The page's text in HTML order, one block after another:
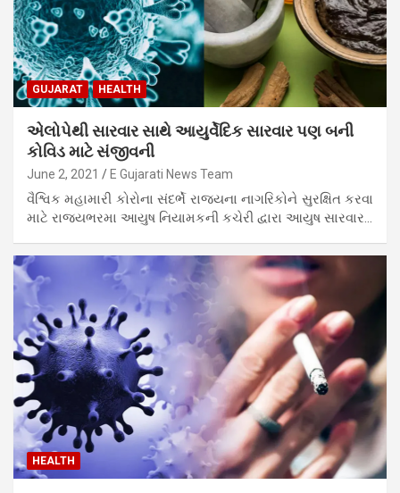
GUJARAT HEALTH
એલોપેથી સારવાર સાથે આયુર્વેદિક સારવાર પણ બની
કોવિડ માટે સંજીવની
June 2, 2021 E Gujarati News Team
વૈશ્વિક મહામારી કોરોના સંદર્ભે રાજ્યના નાગરિકોને સુરક્ષિત કરવા
માટે રાજ્યભરમા આયુષ નિયામકની કચેરી દ્વારા આયુષ સારવાર…
HEALTH